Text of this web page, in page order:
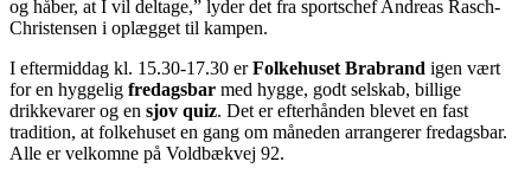
og håber, at I vil deltage,” lyder det fra sportschef Andreas Rasch-
Christensen i oplægget til kampen.
I eftermiddag kl. 15.30-17.30 erFolkehuset Brabrand igen vært
for en hyggelig fredagsbar med hygge, godt selskab, billige
drikkevarer og en sjov quiz. Det er efterhånden blevet en fast
tradition, at folkehuset en gang om måneden arrangerer fredagsbar.
Alle er velkomne på Voldbækvej 92.